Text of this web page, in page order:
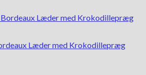
Læder med Krokodillepræg